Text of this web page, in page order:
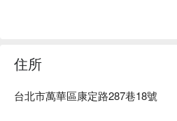
住所
台北市萬華區康定路287巷18號